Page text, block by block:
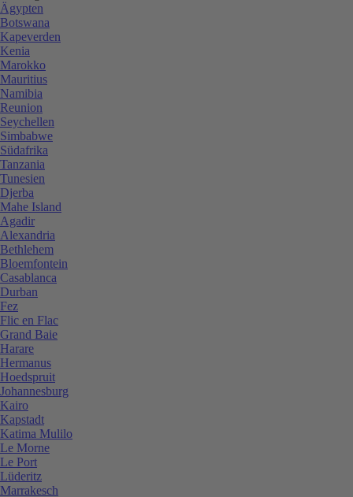
Ägypten
Botswana
Kapeverden
Kenia
Marokko
Mauritius
Namibia
Reunion
Seychellen
Simbabwe
Südafrika
Tanzania
Tunesien
Djerba
Mahe Island
Agadir
Alexandria
Bethlehem
Bloemfontein
Casablanca
Durban
Fez
Flic en Flac
Grand Baie
Harare
Hermanus
Hoedspruit
Johannesburg
Kairo
Kapstadt
Katima Mulilo
Le Morne
Le Port
Lüderitz
Marrakesch